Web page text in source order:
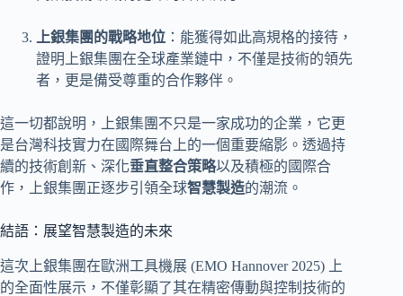
上銀集團的戰略地位 ：能獲得如此高規格的接待，
證明上銀集團在全球產業鏈中，不僅是技術的領先
者，更是備受尊重的合作夥伴。
這一切都說明，上銀集團不只是一家成功的企業，它更
是台灣科技實力在國際舞台上的一個重要縮影。透過持
續的技術創新、深化垂直整合策略以及積極的國際合
作，上銀集團正逐步引領全球智慧製造的潮流。
結語：展望智慧製造的未來
這次上銀集團在歐洲工具機展 (EMO Hannover 2025) 上
的全面性展示，不僅彰顯了其在精密傳動與控制技術的